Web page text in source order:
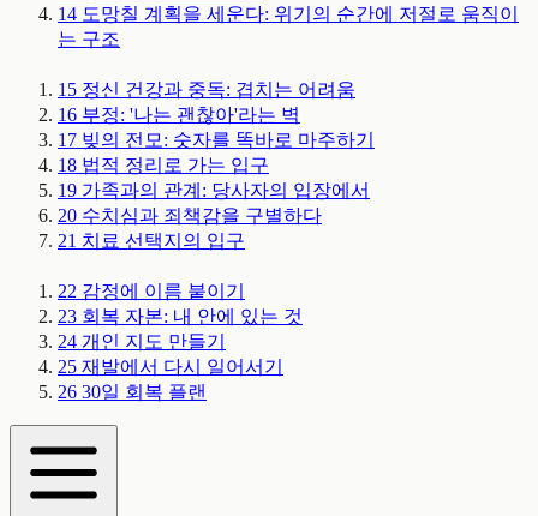
14 도망칠 계획을 세운다: 위기의 순간에 저절로 움직이
는 구조
15 정신 건강과 중독: 겹치는 어려움
16 부정: '나는 괜찮아'라는 벽
17 빚의 전모: 숫자를 똑바로 마주하기
18 법적 정리로 가는 입구
19 가족과의 관계: 당사자의 입장에서
20 수치심과 죄책감을 구별하다
21 치료 선택지의 입구
22 감정에 이름 붙이기
23 회복 자본: 내 안에 있는 것
24 개인 지도 만들기
25 재발에서 다시 일어서기
26 30일 회복 플랜